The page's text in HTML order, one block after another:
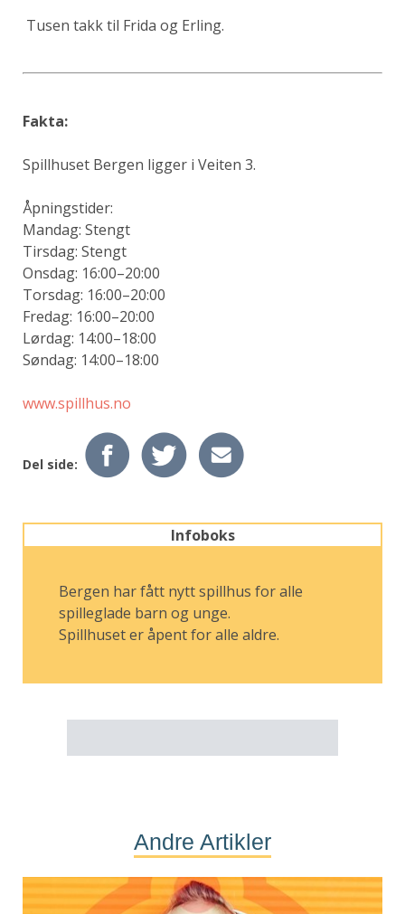
Tusen takk til Frida og Erling.
Fakta:
Spillhuset Bergen ligger i Veiten 3.
Åpningstider:
Mandag: Stengt
Tirsdag: Stengt
Onsdag: 16:00–20:00
Torsdag: 16:00–20:00
Fredag: 16:00–20:00
Lørdag: 14:00–18:00
Søndag: 14:00–18:00
www.spillhus.no
Del side:
Infoboks
Bergen har fått nytt spillhus for alle
spilleglade barn og unge.
Spillhuset er åpent for alle aldre.
Andre Artikler